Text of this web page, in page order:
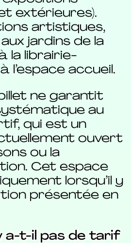
extérieures).
artistiques,
jardins de la
la librairie-
l’espace accueil.
ne garantit
au
qui est un
ouvert
ou la
Cet espace
lorsqu’il y
présentée en
a-t-il pas de tarif